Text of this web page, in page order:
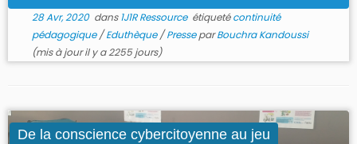
28 Avr, 2020dans1J1R Ressource étiquetécontinuité
pédagogique/Eduthèque/PresseparBouchra Kandoussi
(mis à jour il y a 2255 jours)
De la conscience cybercitoyenne au jeu